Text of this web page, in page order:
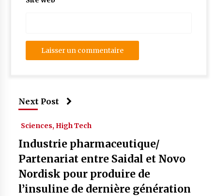
Next Post
Sciences, High Tech
Industrie pharmaceutique/
Partenariat entre Saidal et Novo
Nordisk pour produire de
l’insuline de dernière génération